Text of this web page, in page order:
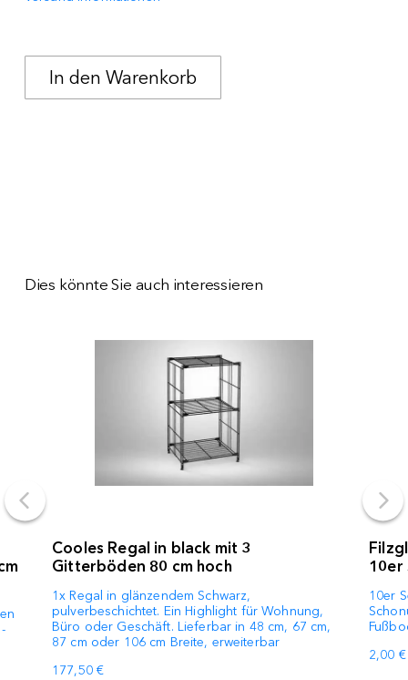
Dies könnte Sie auch interessieren
Cooles Regal in black mit 3
Gitterböden 80 cm hoch
1x Regal in glänzendem Schwarz,
pulverbeschichtet. Ein Highlight für Wohnung,
Büro oder Geschäft. Lieferbar in 48 cm, 67 cm,
87 cm oder 106 cm Breite, erweiterbar
177,50 €
10er
10er
2,00 €